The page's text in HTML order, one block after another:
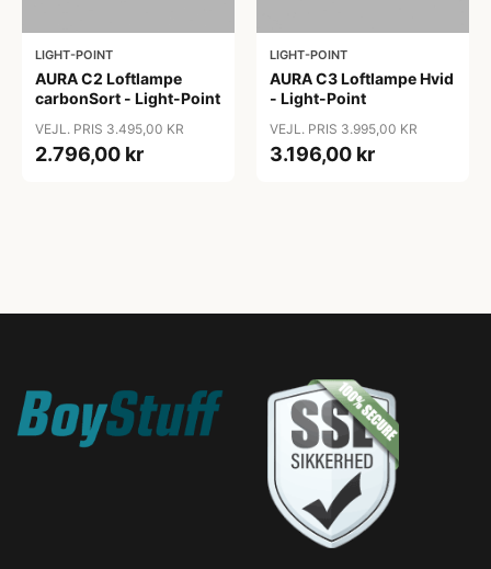
LIGHT-POINT
AURA C2 Loftlampe
carbonSort - Light-Point
VEJL. PRIS 3.495,00 KR
2.796,00 kr
LIGHT-POINT
AURA C3 Loftlampe Hvid
- Light-Point
VEJL. PRIS 3.995,00 KR
3.196,00 kr